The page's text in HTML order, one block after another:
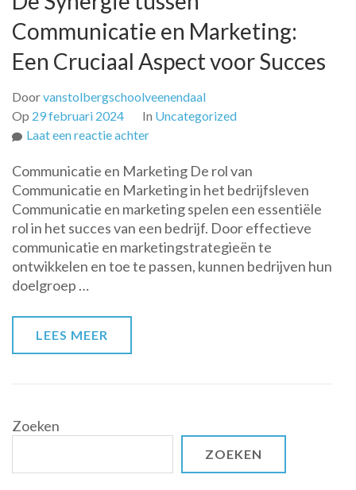
Communicatie en Marketing:
Een Cruciaal Aspect voor Succes
Doorvanstolbergschoolveenendaal
Op 29 februari 2024 In Uncategorized
Laat een reactie achterop
Synergie
tussen
Communicatie
en
Marketing:
Een
Communicatie en Marketing De rol van
Communicatie en Marketing in het bedrijfsleven
Communicatie en marketing spelen een essentiële
rol in het succes van een bedrijf. Door effectieve
communicatie en marketingstrategieën te
ontwikkelen en toe te passen, kunnen bedrijven hun
doelgroep …
LEES MEER
Zoeken
ZOEKEN